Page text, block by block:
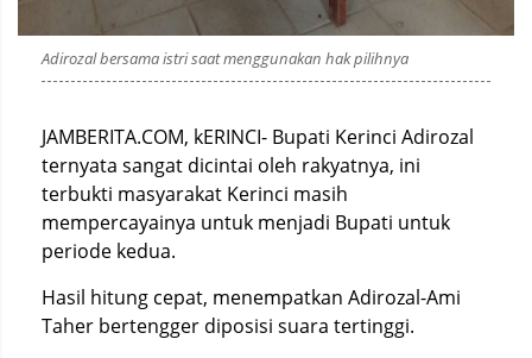
Adirozal bersama istri saat menggunakan hak pilihnya
JAMBERITA.COM, kERINCI- Bupati Kerinci Adirozal
ternyata sangat dicintai oleh rakyatnya, ini
terbukti masyarakat Kerinci masih
mempercayainya untuk menjadi Bupati untuk
periode kedua.
Hasil hitung cepat, menempatkan Adirozal-Ami
Taher bertengger diposisi suara tertinggi.